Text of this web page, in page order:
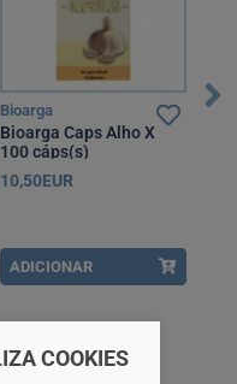
Bioarga
Bioarga Caps Alho X
100 cáps(s)
10,50EUR
ADICIONAR
COOKIES